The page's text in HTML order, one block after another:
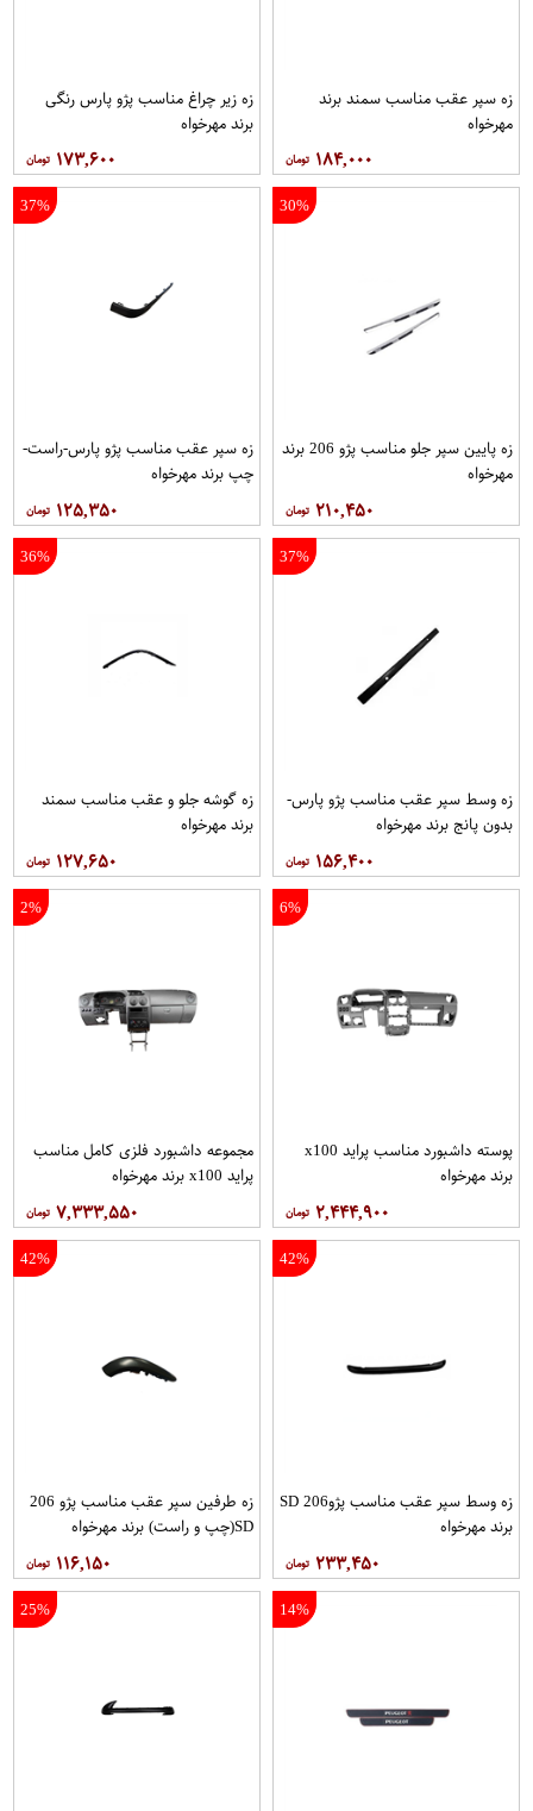
زه سپر عقب مناسب سمند برند
مهرخواه
۱۸۴,۰۰۰
زه زیر چراغ مناسب پژو پارس رنگی
برند مهرخواه
۱۷۳,۶۰۰
30%
زه پایین سپر جلو مناسب پژو 206 برند
مهرخواه
۲۱۰,۴۵۰
37%
زه سپر عقب مناسب پژو پارس-راست-
چپ برند مهرخواه
۱۲۵,۳۵۰
37%
زه وسط سپر عقب مناسب پژو پارس-
بدون پانج برند مهرخواه
۱۵۶,۴۰۰
36%
زه گوشه جلو و عقب مناسب سمند
برند مهرخواه
۱۲۷,۶۵۰
6%
پوسته داشبورد مناسب پراید x100
برند مهرخواه
۲,۴۴۴,۹۰۰
2%
مجموعه داشبورد فلزی كامل مناسب
پراید x100 برند مهرخواه
۷,۳۳۳,۵۵۰
42%
زه وسط سپر عقب مناسب پژو206 SD
برند مهرخواه
۲۳۳,۴۵۰
42%
زه طرفین سپر عقب مناسب پژو 206
SD(چپ و راست) برند مهرخواه
۱۱۶,۱۵۰
14%
25%